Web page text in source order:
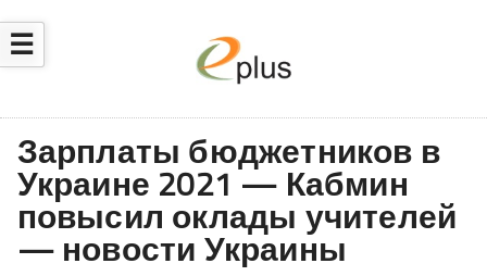
☰
Зарплаты бюджетников в
Украине 2021 — Кабмин
повысил оклады учителей
— новости Украины